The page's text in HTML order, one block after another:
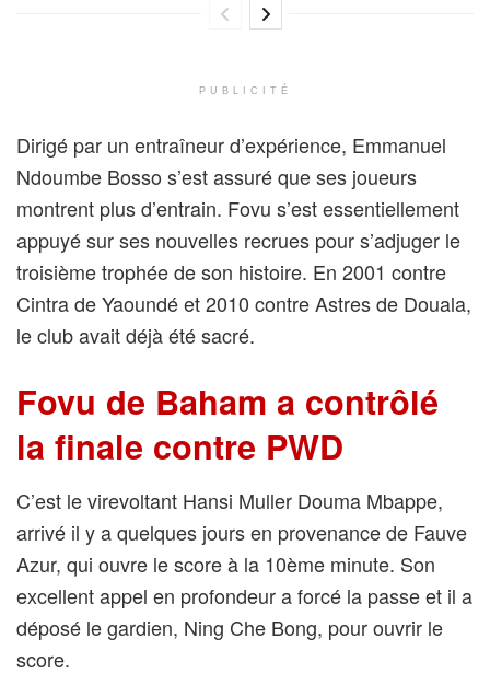
PUBLICITÉ
Dirigé par un entraîneur d’expérience, Emmanuel
Ndoumbe Bosso s’est assuré que ses joueurs
montrent plus d’entrain. Fovu s’est essentiellement
appuyé sur ses nouvelles recrues pour s’adjuger le
troisième trophée de son histoire. En 2001 contre
Cintra de Yaoundé et 2010 contre Astres de Douala,
le club avait déjà été sacré.
Fovu de Baham a contrôlé
la finale contre PWD
C’est le virevoltant Hansi Muller Douma Mbappe,
arrivé il y a quelques jours en provenance de Fauve
Azur, qui ouvre le score à la 10ème minute. Son
excellent appel en profondeur a forcé la passe et il a
déposé le gardien, Ning Che Bong, pour ouvrir le
score.